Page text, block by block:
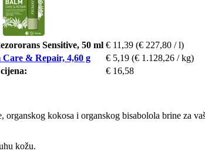
Sensitive, 50 ml € 11,39 (€ 227,80 / l)
& Repair, 4,60 g
€ 5,19 (€ 1.128,26 / kg)
€ 16,58
organskog kokosa i organskog bisabolola brine za
kožu.